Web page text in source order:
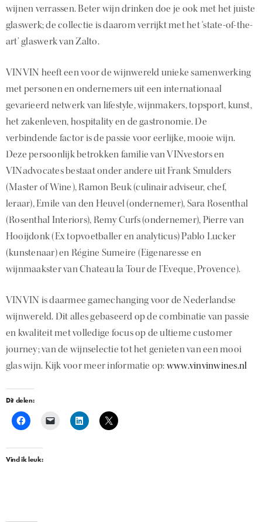
wijnen verrassen. Beter wijn drinken doe je ook met het juiste
glaswerk; de collectie is daarom verrijkt met het ‘state-of-the-
art’ glaswerk van Zalto.
VINVIN heeft een voor de wijnwereld unieke samenwerking
met personen en ondernemers uit een internationaal
gevarieerd netwerk van lifestyle, wijnmakers, topsport, kunst,
het zakenleven, hospitality en de gastronomie. De
verbindende factor is de passie voor eerlijke, mooie wijn.
Deze persoonlijk betrokken familie van VINvestors en
VINadvocates bestaat onder andere uit Frank Smulders
(Master of Wine), Ramon Beuk (culinair adviseur, chef,
leraar), Emile van den Heuvel (ondernemer), Sara Rosenthal
(Rosenthal Interiors), Remy Curfs (ondernemer), Pierre van
Hooijdonk (Ex topvoetballer en analyticus) Pablo Lucker
(kunstenaar) en Régine Sumeire (Eigenaresse en
wijnmaakster van Chateau la Tour de l’Eveque, Provence).
VINVIN is daarmee gamechanging voor de Nederlandse
wijnwereld. Dit alles gebaseerd op de combinatie van passie
en kwaliteit met volledige focus op de ultieme customer
journey; van de wijnselectie tot het genieten van een mooi
glas wijn. Kijk voor meer informatie op:www.vinvinwines.nl
Dit delen:
Vind ik leuk: